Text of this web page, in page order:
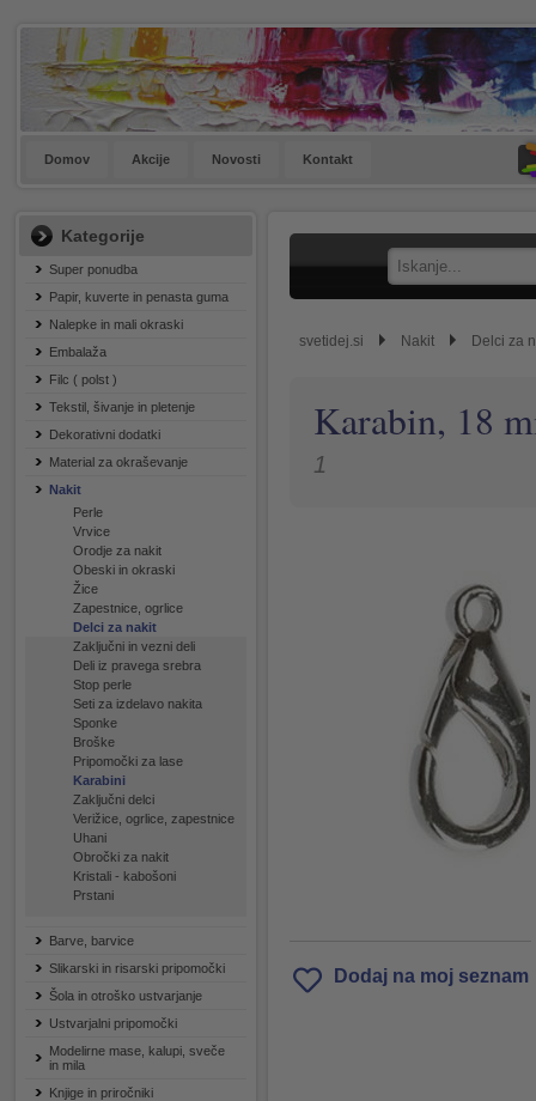
Domov Akcije Novosti Kontakt
Kategorije
Super ponudba
Papir, kuverte in penasta guma
Nalepke in mali okraski
Embalaža
Filc ( polst )
Tekstil, šivanje in pletenje
Dekorativni dodatki
Material za okraševanje
Nakit
Perle
Vrvice
Orodje za nakit
Obeski in okraski
Žice
Zapestnice, ogrlice
Delci za nakit
Zaključni in vezni deli
Deli iz pravega srebra
Stop perle
Seti za izdelavo nakita
Sponke
Broške
Pripomočki za lase
Karabini
Zaključni delci
Verižice, ogrlice, zapestnice
Uhani
Obročki za nakit
Kristali - kabošoni
Prstani
Barve, barvice
Slikarski in risarski pripomočki
Šola in otroško ustvarjanje
Ustvarjalni pripomočki
Modelirne mase, kalupi, sveče
in mila
Knjige in priročniki
svetidej.si Nakit Delci za
Karabin, 18
1
Dodaj na moj seznam